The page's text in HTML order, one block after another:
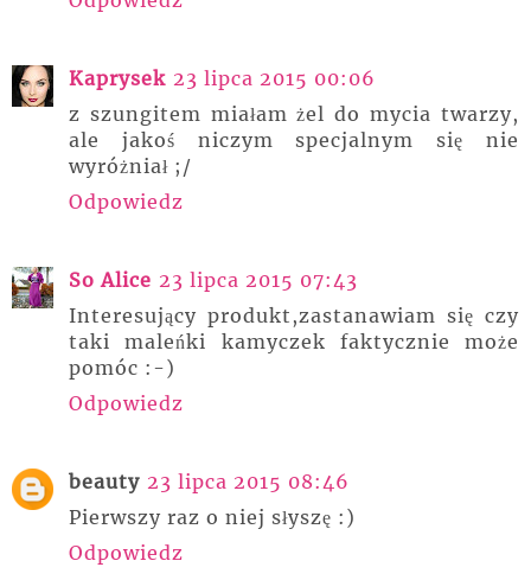
Kaprysek 23 lipca 2015 00:06
z szungitem miałam żel do mycia twarzy,
ale jakoś niczym specjalnym się nie
wyróżniał ;/
Odpowiedz
So Alice 23 lipca 2015 07:43
Interesujący produkt,zastanawiam się czy
taki maleńki kamyczek faktycznie może
pomóc :-)
Odpowiedz
beauty 23 lipca 2015 08:46
Pierwszy raz o niej słyszę :)
Odpowiedz